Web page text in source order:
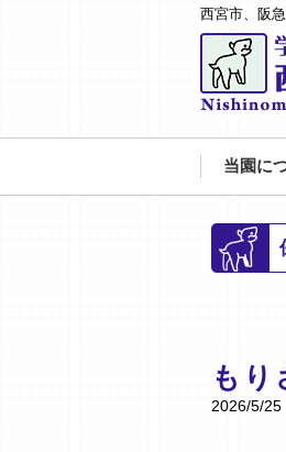
西宮市、阪
当園に
もり
2026/5/25